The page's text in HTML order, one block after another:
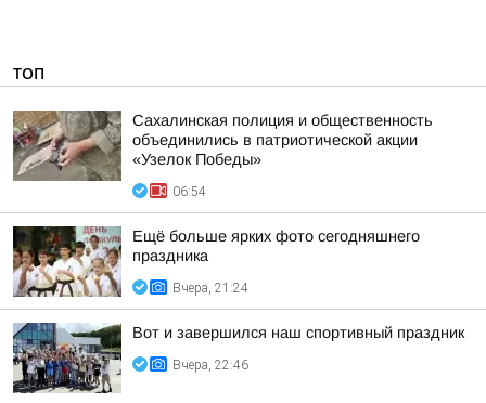
ТОП
Сахалинская полиция и общественность
объединились в патриотической акции
«Узелок Победы»
06:54
Ещё больше ярких фото сегодняшнего
праздника
Вчера, 21:24
Вот и завершился наш спортивный праздник
Вчера, 22:46